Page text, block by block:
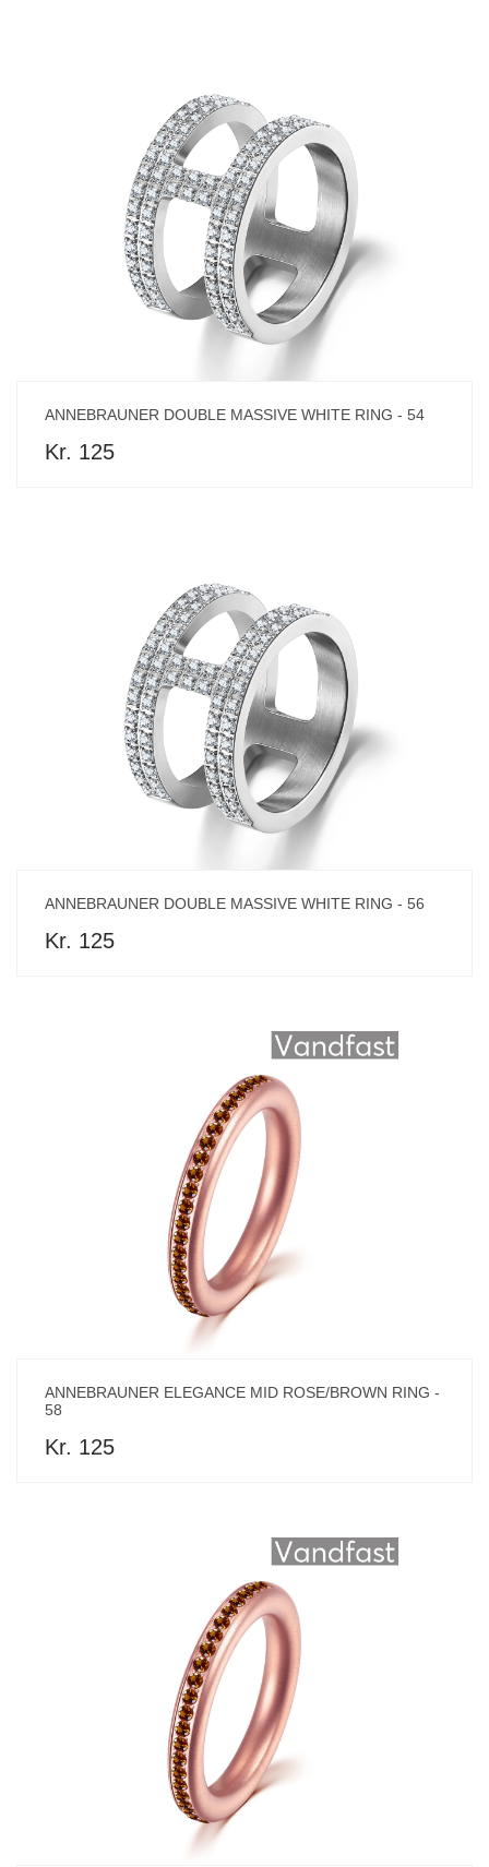
ANNEBRAUNER DOUBLE MASSIVE WHITE RING - 54
Kr. 125
ANNEBRAUNER DOUBLE MASSIVE WHITE RING - 56
Kr. 125
ANNEBRAUNER ELEGANCE MID ROSE/BROWN RING -
58
Kr. 125